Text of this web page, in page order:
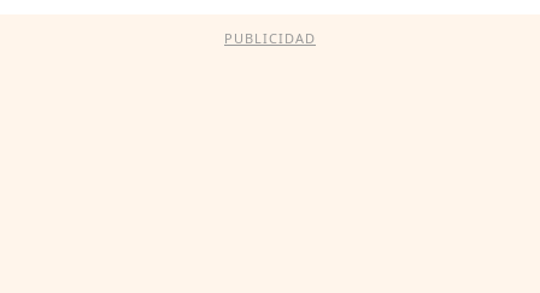
PUBLICIDAD